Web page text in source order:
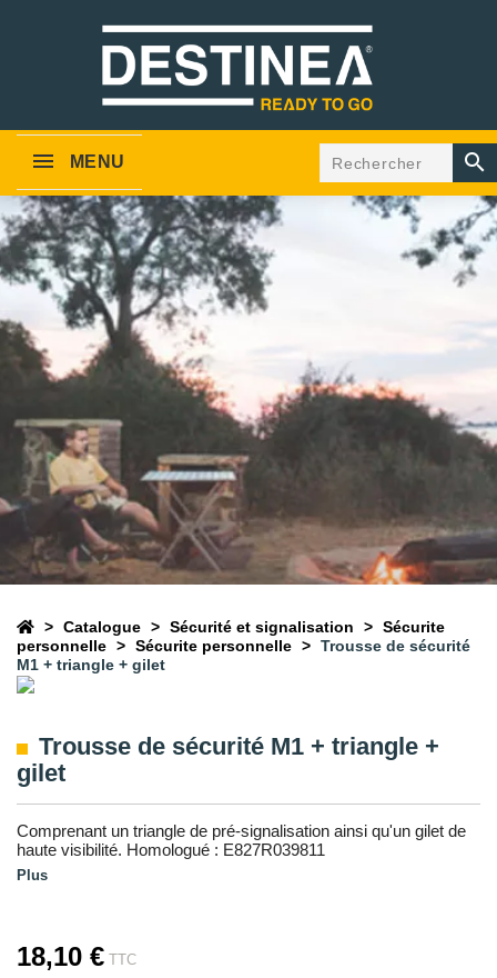
MENU 
Catalogue Sécurité et signalisation
Sécurite
personnelle
Sécurite personnelle
Trousse de sécurité
M1 + triangle + gilet
Trousse de sécurité M1 + triangle +
gilet
Comprenant un triangle de pré-signalisation ainsi qu'un gilet de
haute visibilité. Homologué : E827R039811
Plus
18,10 € TTC